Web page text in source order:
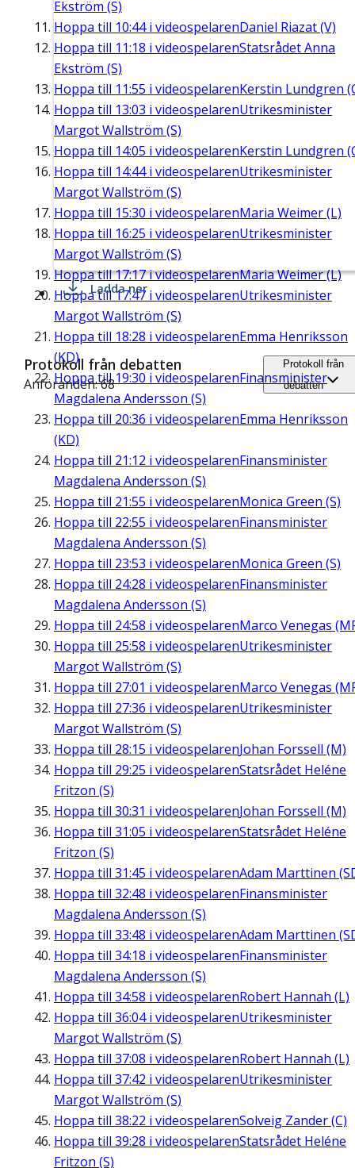
Ekström (S)
Hoppa till 10:44i videospelarenDaniel Riazat (V)
Hoppa till 11:18 i videospelarenStatsrådet Anna
Ekström (S)
Hoppa till 11:55 i videospelarenKerstin Lundgren
Hoppa till 13:03 i videospelarenUtrikesminister
Margot Wallström (S)
Hoppa till 14:05 i videospelarenKerstin Lundgren
Hoppa till 14:44i videospelarenUtrikesminister
Margot Wallström (S)
Hoppa till 15:30 i videospelarenMaria Weimer (L)
Hoppa till 16:25 i videospelarenUtrikesminister
Margot Wallström (S)
Hoppa till17:17i videospelarenMaria Weimer (L)
Hoppa till17:47 i videospelarenUtrikesminister
Margot Wallström (S)
Hoppa till 18:28 i videospelarenEmma Henriksson
(KD)
Hoppa till19:30 i videospelarenFinansminister
Magdalena Andersson (S)
Hoppa till 20:36 i videospelarenEmma Henriksson
(KD)
Hoppa till 21:12 i videospelarenFinansminister
Magdalena Andersson (S)
Hoppa till 21:55 i videospelarenMonica Green (S)
Hoppa till 22:55 i videospelarenFinansminister
Magdalena Andersson (S)
Hoppa till 23:53 i videospelarenMonica Green (S)
Hoppa till 24:28 i videospelarenFinansminister
Magdalena Andersson (S)
Hoppa till 24:58 i videospelarenMarco Venegas
Hoppa till 25:58 i videospelarenUtrikesminister
Margot Wallström (S)
Hoppa till 27:01 i videospelarenMarco Venegas
Hoppa till 27:36 i videospelarenUtrikesminister
Margot Wallström (S)
Hoppa till 28:15 i videospelarenJohan Forssell (M)
Hoppa till 29:25 i videospelarenStatsrådet Heléne
Fritzon (S)
Hoppa till 30:31 i videospelarenJohan Forssell (M)
Hoppa till 31:05 i videospelarenStatsrådet Heléne
Fritzon (S)
Hoppa till 31:45 i videospelarenAdam Marttinen
Hoppa till 32:48 i videospelarenFinansminister
Magdalena Andersson (S)
Hoppa till 33:48 i videospelarenAdam Marttinen
Hoppa till 34:18 i videospelarenFinansminister
Magdalena Andersson (S)
Hoppa till 34:58 i videospelarenRobert Hannah (L)
Hoppa till 36:04i videospelarenUtrikesminister
Margot Wallström (S)
Hoppa till 37:08 i videospelarenRobert Hannah (L)
Hoppa till 37:42 i videospelarenUtrikesminister
Margot Wallström (S)
Hoppa till 38:22 i videospelarenSolveig Zander (C)
Hoppa till 39:28 i videospelarenStatsrådet Heléne
Fritzon (S)
Ladda ner
Protokoll från debatten
Anföranden: 68
Protokoll från
debatten